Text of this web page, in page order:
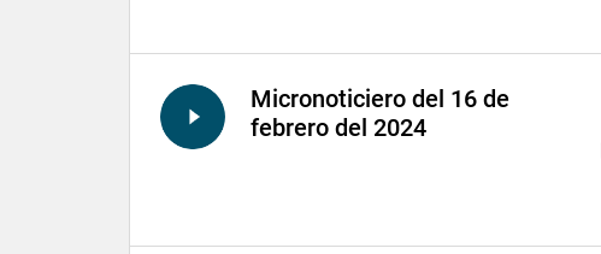
Micronoticiero del 16 de
febrero del 2024